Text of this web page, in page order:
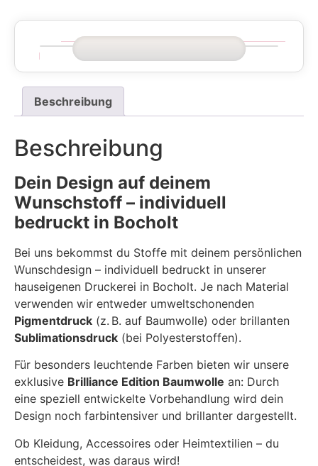
Beschreibung
Beschreibung
Dein Design auf deinem
Wunschstoff – individuell
bedruckt in Bocholt
Bei uns bekommst du Stoffe mit deinem persönlichen
Wunschdesign – individuell bedruckt in unserer
hauseigenen Druckerei in Bocholt. Je nach Material
verwenden wir entweder umweltschonenden
Pigmentdruck (z. B. auf Baumwolle) oder brillanten
Sublimationsdruck (bei Polyesterstoffen).
Für besonders leuchtende Farben bieten wir unsere
exklusive Brilliance Edition Baumwolle an: Durch
eine speziell entwickelte Vorbehandlung wird dein
Design noch farbintensiver und brillanter dargestellt.
Ob Kleidung, Accessoires oder Heimtextilien – du
entscheidest, was daraus wird!